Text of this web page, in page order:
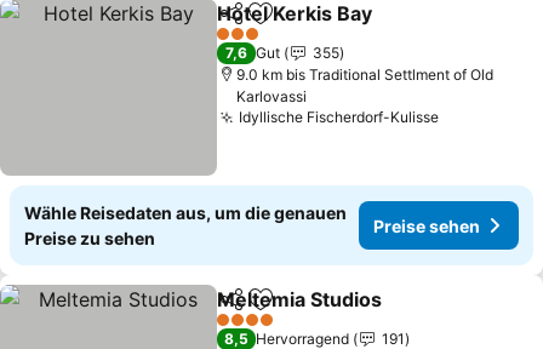
TeilenZu Favoriten hinzufügen
Hotel Kerkis Bay
3 Sterne
7,6 Gut
355
9.0 km bis Traditional Settlment of Old
Karlovassi
Idyllische Fischerdorf-Kulisse
Wähle Reisedaten aus, um die genauen
Preise zu sehen
Preise sehen
TeilenZu Favoriten hinzufügen
Meltemia Studios
4 Sterne
8,5 Hervorragend
191